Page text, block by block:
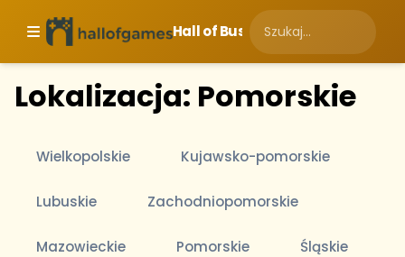
Hall of Business
Lokalizacja: Pomorskie
Wielkopolskie Kujawsko-pomorskie
Lubuskie Zachodniopomorskie
Mazowieckie Pomorskie Śląskie